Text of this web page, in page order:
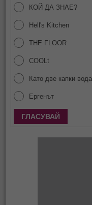
КОЙ ДА ЗНАЕ?
Hell's Kitchen
THE FLOOR
COOLt
Като две капки вода
Ергенът